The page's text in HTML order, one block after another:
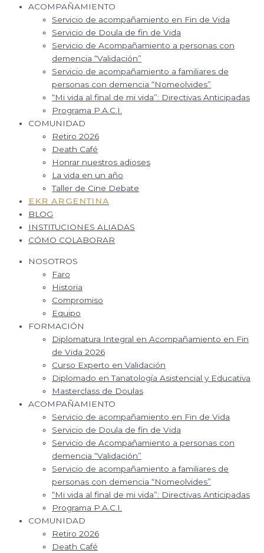
ACOMPAÑAMIENTO
Servicio de acompañamiento en Fin de Vida
Servicio de Doula de fin de Vida
Servicio de Acompañamiento a personas con
demencia “Validación”
Servicio de acompañamiento a familiares de
personas con demencia “Nomeolvides”
“Mi vida al final de mi vida”: Directivas Anticipadas
Programa P.A.C.I.
COMUNIDAD
Retiro 2026
Death Café
Honrar nuestros adioses
La vida en un año
Taller de Cine Debate
EKR ARGENTINA
BLOG
INSTITUCIONES ALIADAS
CÓMO COLABORAR
NOSOTROS
Faro
Historia
Compromiso
Equipo
FORMACIÓN
Diplomatura Integral en Acompañamiento en Fin
de Vida 2026
Curso Experto en Validación
Diplomado en Tanatología Asistencial y Educativa
Masterclass de Doulas
ACOMPAÑAMIENTO
Servicio de acompañamiento en Fin de Vida
Servicio de Doula de fin de Vida
Servicio de Acompañamiento a personas con
demencia “Validación”
Servicio de acompañamiento a familiares de
personas con demencia “Nomeolvides”
“Mi vida al final de mi vida”: Directivas Anticipadas
Programa P.A.C.I.
COMUNIDAD
Retiro 2026
Death Café